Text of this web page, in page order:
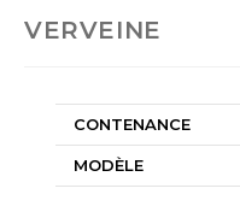
VERVEINE
CONTENANCE
MODÈLE